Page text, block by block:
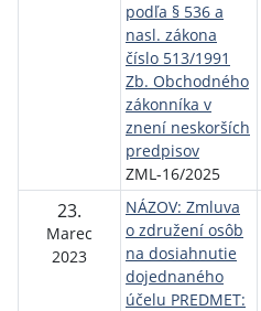
podľa § 536 a
nasl. zákona
číslo 513/1991
Zb. Obchodného
zákonníka v
znení neskorších
predpisov
ZML-16/2025
23.
Marec
2023
NÁZOV: Zmluva
o združení osôb
na dosiahnutie
dojednaného
účelu PREDMET: